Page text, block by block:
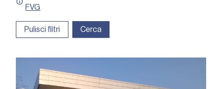
FVG
Pulisci filtri Cerca